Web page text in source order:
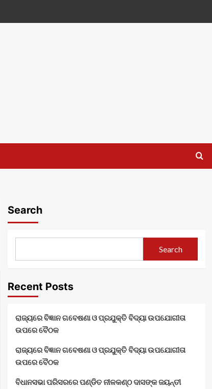
Search
Search
Recent Posts
ରାଜ୍ୟରେ ବିଜ୍ଞାନ ଗବେଷଣା ଓ ପ୍ରଯୁକ୍ତି ବିଦ୍ୟା ଉପଯୋଗୀତା
ଉପରେ ବୈଠକ
ରାଜ୍ୟରେ ବିଜ୍ଞାନ ଗବେଷଣା ଓ ପ୍ରଯୁକ୍ତି ବିଦ୍ୟା ଉପଯୋଗୀତା
ଉପରେ ବୈଠକ
ବିଧାନସଭା ପରିସରରେ ପଣ୍ଡିତ ନୀଳକଣ୍ଠ ଦାସଙ୍କ ଜୟନ୍ତୀ